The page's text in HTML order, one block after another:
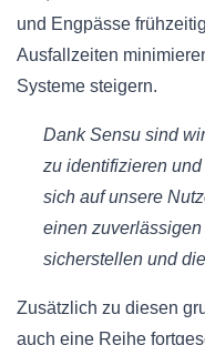
und Engpässe
Ausfallzeiten
Systeme steigern.
Dank Sensu sind
zu identifizieren
sich auf unsere
einen
sicherstellen und
Zusätzlich zu diesen
auch eine Reihe